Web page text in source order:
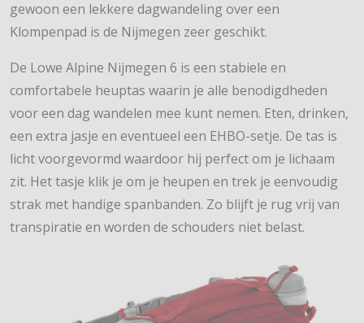
gewoon een lekkere dagwandeling over een
Klompenpad is de Nijmegen zeer geschikt.
De Lowe Alpine Nijmegen 6 is een stabiele en
comfortabele heuptas waarin je alle benodigdheden
voor een dag wandelen mee kunt nemen. Eten, drinken,
een extra jasje en eventueel een EHBO-setje. De tas is
licht voorgevormd waardoor hij perfect om je lichaam
zit. Het tasje klik je om je heupen en trek je eenvoudig
strak met handige spanbanden. Zo blijft je rug vrij van
transpiratie en worden de schouders niet belast.